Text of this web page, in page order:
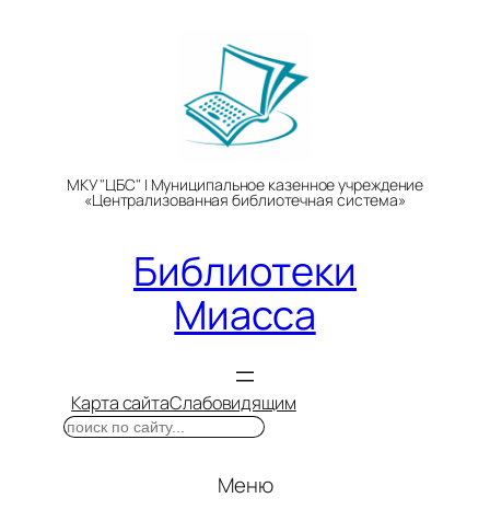
МКУ "ЦБС" | Муниципальное казенное учреждение
«Централизованная библиотечная система»
Библиотеки
Миасса
Карта сайтаСлабовидящим
Поиск
Меню